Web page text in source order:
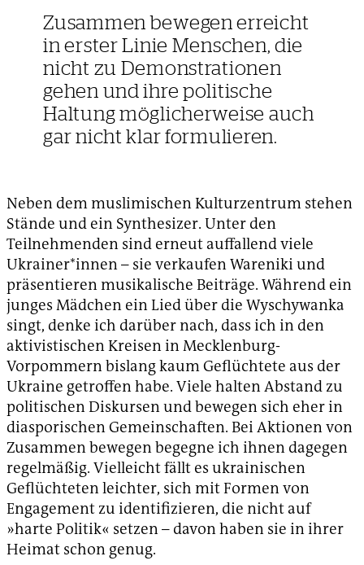
Zusammen bewegen erreicht
in erster Linie Menschen, die
nicht zu Demonstrationen
gehen und ihre politische
Haltung möglicherweise auch
gar nicht klar formulieren.
Neben dem muslimischen Kulturzentrum stehen
Stände und ein Synthesizer. Unter den
Teilnehmenden sind erneut auffallend viele
Ukrainer*innen – sie verkaufen Wareniki und
präsentieren musikalische Beiträge. Während ein
junges Mädchen ein Lied über die Wyschywanka
singt, denke ich darüber nach, dass ich in den
aktivistischen Kreisen in Mecklenburg-
Vorpommern bislang kaum Geflüchtete aus der
Ukraine getroffen habe. Viele halten Abstand zu
politischen Diskursen und bewegen sich eher in
diasporischen Gemeinschaften. Bei Aktionen von
Zusammen bewegen begegne ich ihnen dagegen
regelmäßig. Vielleicht fällt es ukrainischen
Geflüchteten leichter, sich mit Formen von
Engagement zu identifizieren, die nicht auf
»harte Politik« setzen – davon haben sie in ihrer
Heimat schon genug.